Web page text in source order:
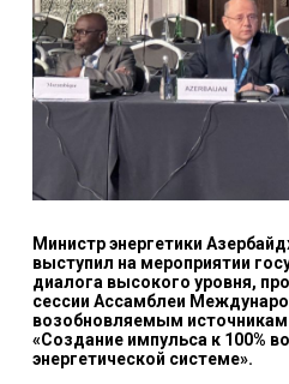
Министр энергетики
выступил на мероприятии
диалога высокого уровня,
сессии Ассамблеи
возобновляемым источникам
«Создание импульса к 100%
энергетической системе».